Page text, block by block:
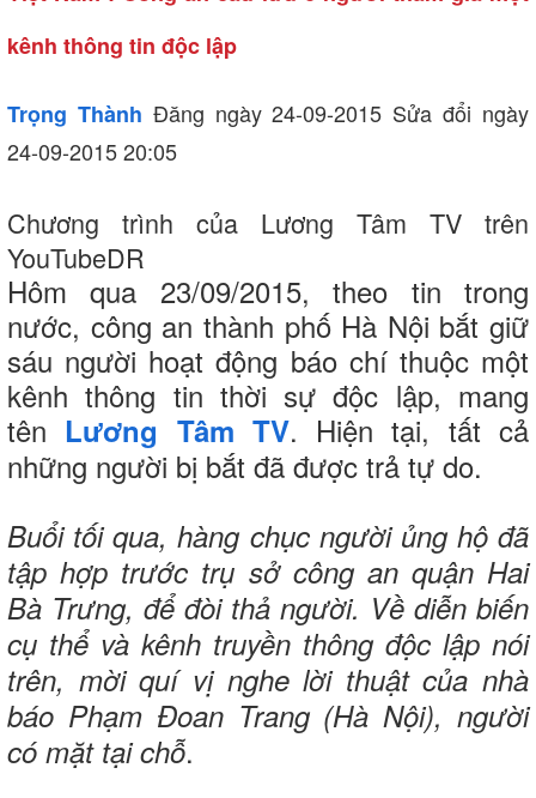
kênh thông tin độc lập
Trọng Thành Đăng ngày 24-09-2015 Sửa đổi ngày
24-09-2015 20:05
Chương trình của Lương Tâm TV trên
YouTubeDR
Hôm qua 23/09/2015, theo tin trong
nước, công an thành phố Hà Nội bắt giữ
sáu người hoạt động báo chí thuộc một
kênh thông tin thời sự độc lập, mang
tên Lương Tâm TV. Hiện tại, tất cả
những người bị bắt đã được trả tự do.
Buổi tối qua, hàng chục người ủng hộ đã
tập hợp trước trụ sở công an quận Hai
Bà Trưng, để đòi thả người. Về diễn biến
cụ thể và kênh truyền thông độc lập nói
trên, mời quí vị nghe lời thuật của nhà
báo Phạm Đoan Trang (Hà Nội), người
có mặt tại chỗ.